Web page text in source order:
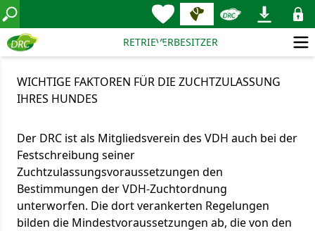
RETRIEVERBESITZER
WICHTIGE FAKTOREN FÜR DIE ZUCHTZULASSUNG
IHRES HUNDES
Der DRC ist als Mitgliedsverein des VDH auch bei der
Festschreibung seiner
Zuchtzulassungsvoraussetzungen den
Bestimmungen der VDH-Zuchtordnung
unterworfen. Die dort verankerten Regelungen
bilden die Mindestvoraussetzungen ab, die von den